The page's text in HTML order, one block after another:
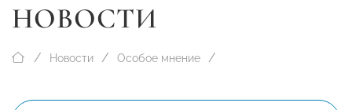
НОВОСТИ
Новости Особое мнение